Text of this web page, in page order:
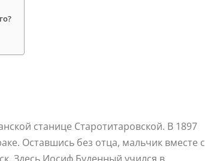
станице Старотитаровской. В 1897
Оставшись без отца, мальчик вместе с